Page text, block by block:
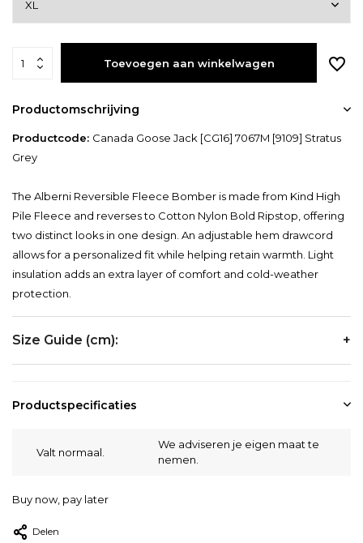
Toevoegen aan winkelwagen
Productomschrijving
Productcode: Canada Goose Jack [CG16] 7067M [9109] Stratus
Grey
The Alberni Reversible Fleece Bomber is made from Kind High
Pile Fleece and reverses to Cotton Nylon Bold Ripstop, offering
two distinct looks in one design. An adjustable hem drawcord
allows for a personalized fit while helping retain warmth. Light
insulation adds an extra layer of comfort and cold-weather
protection.
Size Guide (cm):
105-109
XL
Productspecificaties
Valt normaal.
We adviseren je eigen maat te
nemen.
Buy now, pay later
Delen